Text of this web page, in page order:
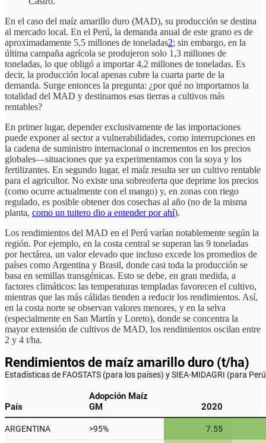
En el caso del maíz amarillo duro (MAD), su producción se destina
al mercado local. En el Perú, la demanda anual de este grano es de
aproximadamente 5,5 millones de toneladas2; sin embargo, en la
última campaña agrícola se produjeron solo 1,3 millones de
toneladas, lo que obligó a importar 4,2 millones de toneladas. Es
decir, la producción local apenas cubre la cuarta parte de la
demanda. Surge entonces la pregunta: ¿por qué no importamos la
totalidad del MAD y destinamos esas tierras a cultivos más
rentables?
En primer lugar, depender exclusivamente de las importaciones
puede exponer al sector a vulnerabilidades, como interrupciones en
la cadena de suministro internacional o incrementos en los precios
globales—situaciones que ya experimentamos con la soya y los
fertilizantes. En segundo lugar, el maíz resulta ser un cultivo rentable
para el agricultor. No existe una sobreoferta que deprime los precios
(como ocurre actualmente con el mango) y, en zonas con riego
regulado, es posible obtener dos cosechas al año (no de la misma
planta, como un tuitero dio a entender por ahí).
Los rendimientos del MAD en el Perú varían notablemente según la
región. Por ejemplo, en la costa central se superan las 9 toneladas
por hectárea, un valor elevado que incluso excede los promedios de
países como Argentina y Brasil, donde casi toda la producción se
basa en semillas transgénicas. Esto se debe, en gran medida, a
factores climáticos: las temperaturas templadas favorecen el cultivo,
mientras que las más cálidas tienden a reducir los rendimientos. Así,
en la costa norte se observan valores menores, y en la selva
(especialmente en San Martín y Loreto), donde se concentra la
mayor extensión de cultivos de MAD, los rendimientos oscilan entre
2 y 4 t/ha.